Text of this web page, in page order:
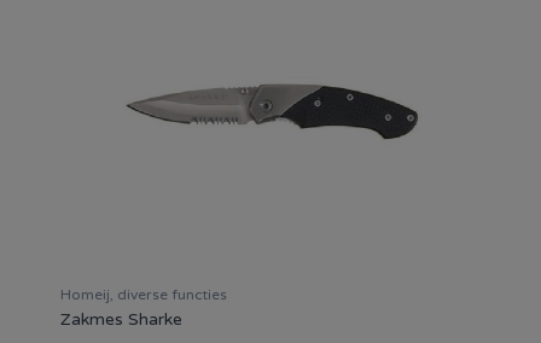
Homeij, diverse functies
Zakmes Sharke